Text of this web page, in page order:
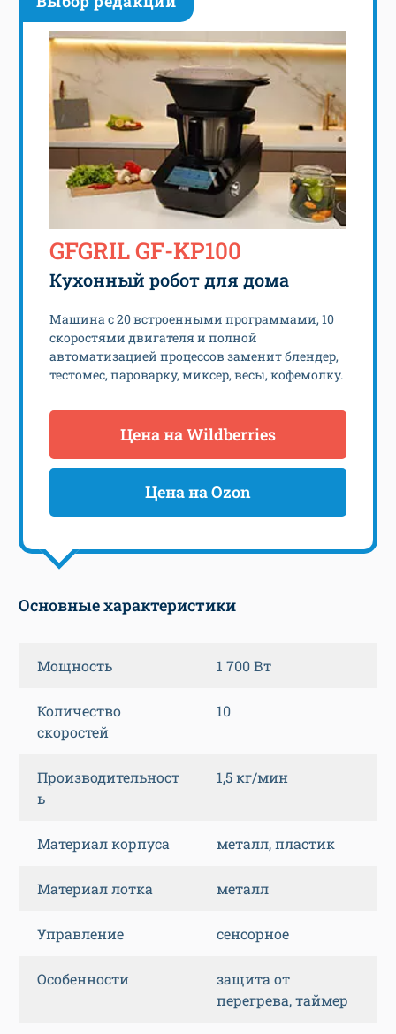
GFGRIL GF-KP100
Кухонный робот для дома
Машина с 20 встроенными программами, 10
скоростями двигателя и полной
автоматизацией процессов заменит блендер,
тестомес, пароварку, миксер, весы, кофемолку.
Цена на Wildberries
Цена на Ozon
Основные характеристики
Мощность 1 700 Вт
Количество
скоростей
10
Производительност
ь
1,5 кг/мин
Материал корпуса металл, пластик
Материал лотка металл
Управление сенсорное
Особенности
защита от
перегрева, таймер